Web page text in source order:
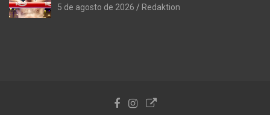
5 de agosto de 2026 Redaktion